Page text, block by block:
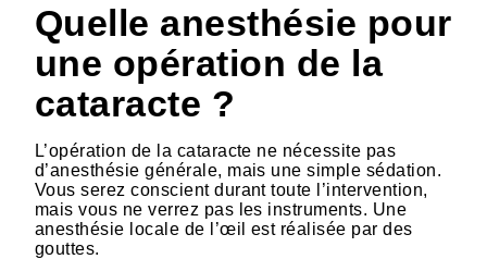
Quelle anesthésie pour
une opération de la
cataracte ?
L’opération de la cataracte ne nécessite pas
d’anesthésie générale, mais une simple sédation.
Vous serez conscient durant toute l’intervention,
mais vous ne verrez pas les instruments. Une
anesthésie locale de l’œil est réalisée par des
gouttes.